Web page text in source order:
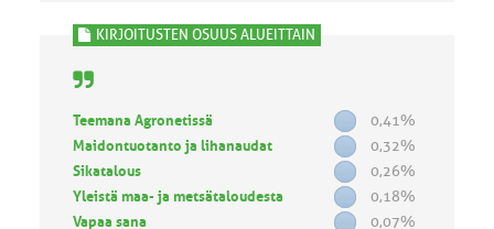
KIRJOITUSTEN OSUUS ALUEITTAIN
Teemana Agronetissä
0,41%
Maidontuotanto ja lihanaudat
0,32%
Sikatalous
0,26%
Yleistä maa- ja metsätaloudesta
0,18%
Vapaa sana
0,07%